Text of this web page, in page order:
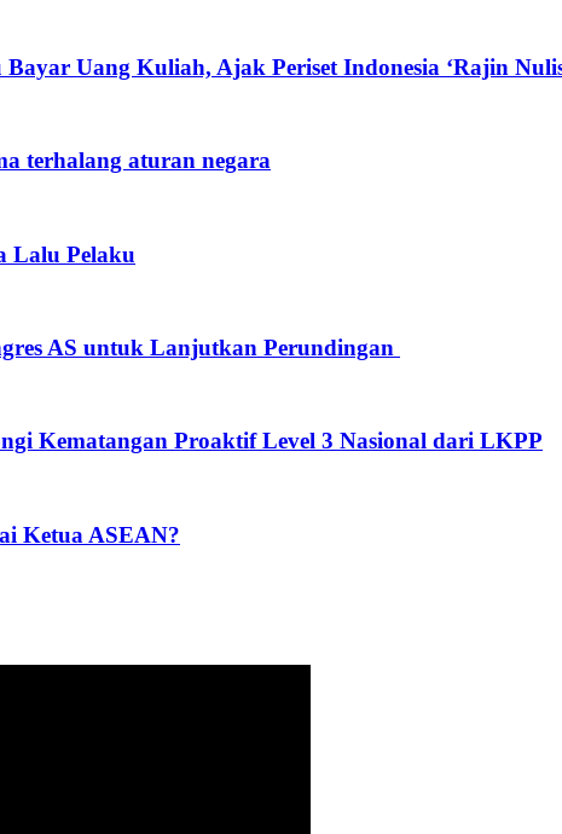
Uang Kuliah, Ajak Periset Indonesia ‘Rajin
terhalang aturan negara
Lalu Pelaku
AS untuk Lanjutkan Perundingan
Kematangan Proaktif Level 3 Nasional dari LKPP‎
Ketua ASEAN?